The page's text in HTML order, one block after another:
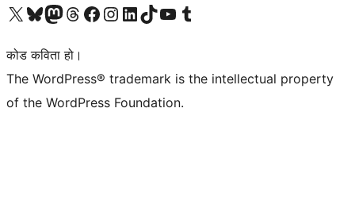
हाम्रो X (पहिले ट्विटर) खातामा जानुहोस्
हाम्रो Bluesky खाता भ्रमण गर्नुहोस्
हाम्रो म्यास्टोडन खाता भ्रमण गर्नुहोस्
हाम्रो थ्रेड्स खातामा जानुहोस्
हाम्रो फेसबुक पेजमा जानुहोस्
हाम्रो इन्स्टाग्राम खातामा जानुहोस्
हाम्रो लिङ्क्डइन खातामा जानुहोस्
हाम्रो TikTok खाता भ्रमण गर्नुहोस्
हाम्रो युट्युब च्यानलमा जानुहोस्
हाम्रो टम्बलर खाता भ्रमण गर्नुहोस्
कोड कविता हो।
The WordPress® trademark is the intellectual property
of the WordPress Foundation.